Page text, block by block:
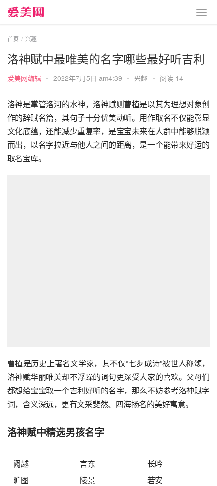
首页 兴趣
洛神赋中最唯美的名字哪些最好听吉利
爱美网编辑 • 2022年7月5日 am4:39 • 兴趣 • 阅读 14
洛神是掌管洛河的水神，洛神赋则曹植是以其为理想对象创
作的辞赋名篇，其句子十分优美动听。用作取名不仅能彰显
文化底蕴，还能减少重复率，是宝宝未来在人群中能够脱颖
而出，以名字拉近与他人之间的距离，是一个能带来好运的
取名宝库。
曹植是历史上著名文学家，其不仅“七步成诗”被世人称颂，
洛神赋华丽唯美却不浮躁的词句更深受大家的喜欢。父母们
都想给宝宝取一个吉利好听的名字，那么不妨参考洛神赋字
词，含义深远，更有文采斐然、四海扬名的美好寓意。
洛神赋中精选男孩名字
阙越 言东
长吟
旷图
陵景
若安